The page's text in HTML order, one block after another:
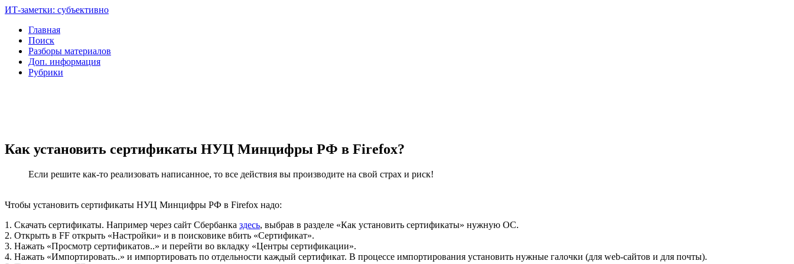
ИТ-заметки: субъективно
Главная
Поиск
Разборы материалов
Доп. информация
Рубрики
Как установить сертификаты НУЦ Минцифры РФ в Firefox?
Если решите как-то реализовать написанное, то все действия вы производите на свой страх и риск!
Чтобы установить сертификаты НУЦ Минцифры РФ в Firefox надо:
1. Скачать сертификаты. Например через сайт Сбербанка здесь, выбрав в разделе «Как установить сертификаты» нужную ОС.
2. Открыть в FF открыть «Настройки» и в поисковике вбить «Сертификат».
3. Нажать «Просмотр сертификатов..» и перейти во вкладку «Центры сертификации».
4. Нажать «Импортировать..» и импортировать по отдельности каждый сертификат. В процессе импортирования установить нужные галочки (для web-сайтов и для почты).